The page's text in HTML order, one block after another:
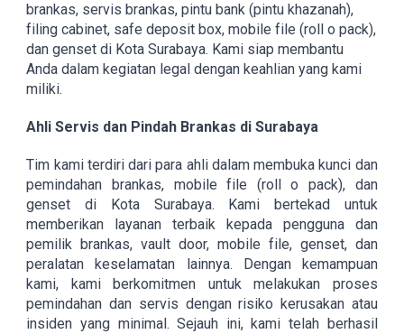
brankas, servis brankas, pintu bank (pintu khazanah),
filing cabinet, safe deposit box, mobile file (roll o pack),
dan genset di Kota Surabaya. Kami siap membantu
Anda dalam kegiatan legal dengan keahlian yang kami
miliki.
Ahli Servis dan Pindah Brankas di Surabaya
Tim kami terdiri dari para ahli dalam membuka kunci dan
pemindahan brankas, mobile file (roll o pack), dan
genset di Kota Surabaya. Kami bertekad untuk
memberikan layanan terbaik kepada pengguna dan
pemilik brankas, vault door, mobile file, genset, dan
peralatan keselamatan lainnya. Dengan kemampuan
kami, kami berkomitmen untuk melakukan proses
pemindahan dan servis dengan risiko kerusakan atau
insiden yang minimal. Sejauh ini, kami telah berhasil